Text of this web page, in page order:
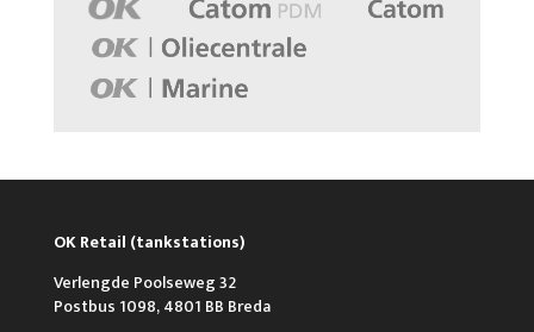
OK Retail (tankstations)
Verlengde Poolseweg 32
Postbus 1098, 4801 BB Breda